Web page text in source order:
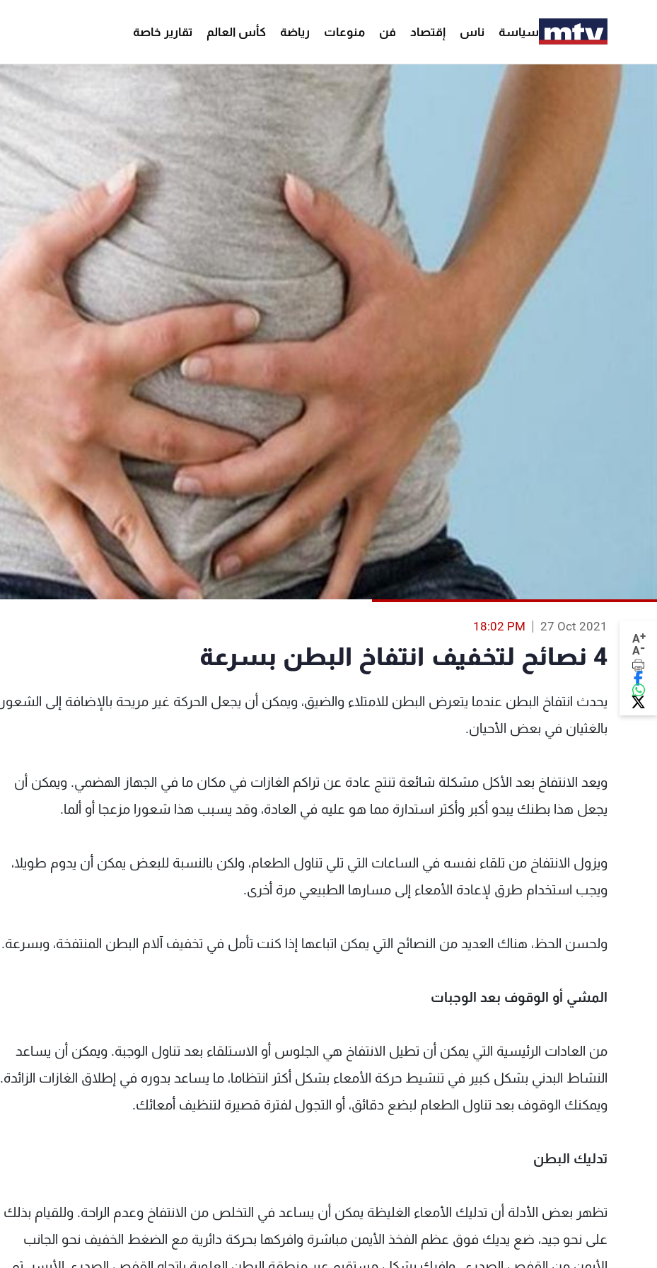
سياسة ناس إقتصاد فن منوعات رياضة كأس العالم تقارير خاصة
A+
A-
27 Oct 2021
18:02 PM
4 نصائح لتخفيف انتفاخ البطن بسرعة
يحدث انتفاخ البطن عندما يتعرض البطن للامتلاء والضيق، ويمكن أن يجعل الحركة غير مريحة بالإضافة إلى الشعور
بالغثيان في بعض الأحيان.
ويعد الانتفاخ بعد الأكل مشكلة شائعة تنتج عادة عن تراكم الغازات في مكان ما في الجهاز الهضمي. ويمكن أن
يجعل هذا بطنك يبدو أكبر وأكثر استدارة مما هو عليه في العادة، وقد يسبب هذا شعورا مزعجا أو ألما.
ويزول الانتفاخ من تلقاء نفسه في الساعات التي تلي تناول الطعام، ولكن بالنسبة للبعض يمكن أن يدوم طويلا،
ويجب استخدام طرق لإعادة الأمعاء إلى مسارها الطبيعي مرة أخرى.
ولحسن الحظ، هناك العديد من النصائح التي يمكن اتباعها إذا كنت تأمل في تخفيف آلام البطن المنتفخة، وبسرعة.
المشي أو الوقوف بعد الوجبات
من العادات الرئيسية التي يمكن أن تطيل الانتفاخ هي الجلوس أو الاستلقاء بعد تناول الوجبة. ويمكن أن يساعد
النشاط البدني بشكل كبير في تنشيط حركة الأمعاء بشكل أكثر انتظاما، ما يساعد بدوره في إطلاق الغازات الزائدة.
ويمكنك الوقوف بعد تناول الطعام لبضع دقائق، أو التجول لفترة قصيرة لتنظيف أمعائك.
تدليك البطن
تظهر بعض الأدلة أن تدليك الأمعاء الغليظة يمكن أن يساعد في التخلص من الانتفاخ وعدم الراحة. وللقيام بذلك
على نحو جيد، ضع يديك فوق عظم الفخذ الأيمن مباشرة وافركها بحركة دائرية مع الضغط الخفيف نحو الجانب